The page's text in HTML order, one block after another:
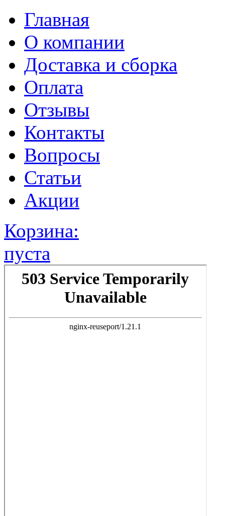
Главная
О компании
Доставка и сборка
Оплата
Отзывы
Контакты
Вопросы
Статьи
Акции
Корзина:
пуста